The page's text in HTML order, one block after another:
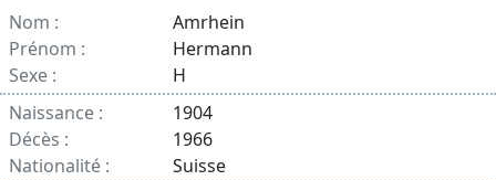
Nom :
Amrhein
Prénom :
Hermann
Sexe :
H
Naissance :
1904
Décès :
1966
Nationalité :
Suisse